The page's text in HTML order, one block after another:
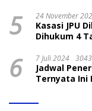
5 24 November
Kasasi JPU
Dihukum 4
6 7 Juli 2024
Jadwal
Ternyata Ini